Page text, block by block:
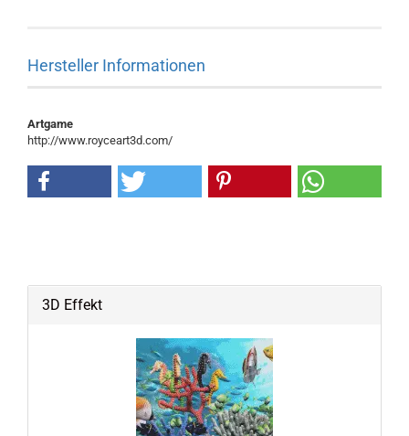
Hersteller Informationen
Artgame
http://www.royceart3d.com/
3D Effekt